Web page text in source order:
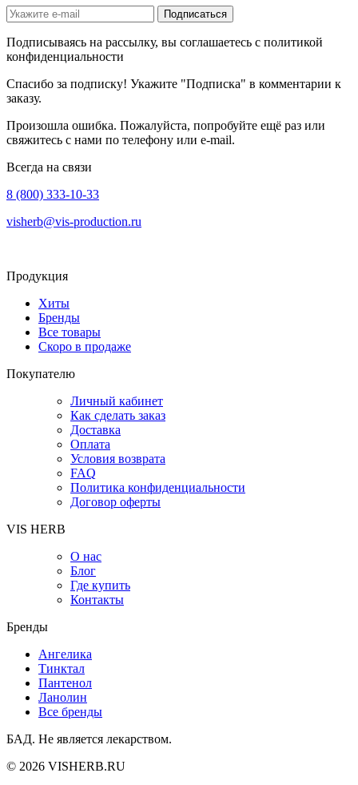
Подписаться
Подписываясь на рассылку, вы соглашаетесь с политикой
конфиденциальности
Спасибо за подписку! Укажите "Подписка" в комментарии к
заказу.
Произошла ошибка. Пожалуйста, попробуйте ещё раз или
свяжитесь с нами по телефону или e-mail.
Всегда на связи
8 (800) 333-10-33
visherb@vis-production.ru
Продукция
Хиты
Бренды
Все товары
Скоро в продаже
Покупателю
Личный кабинет
Как сделать заказ
Доставка
Оплата
Условия возврата
FAQ
Политика конфиденциальности
Договор оферты
VIS HERB
О нас
Блог
Где купить
Контакты
Бренды
Ангелика
Тинктал
Пантенол
Ланолин
Все бренды
БАД. Не является лекарством.
© 2026 VISHERB.RU